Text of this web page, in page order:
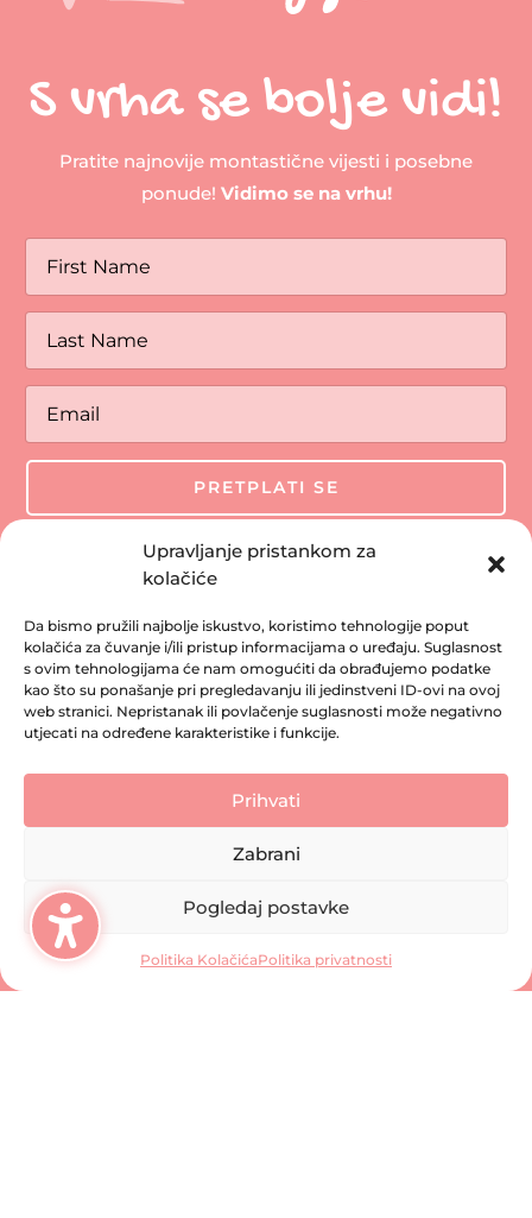
Upravljanje pristankom za
kolačiće
Da bismo pružili najbolje iskustvo, koristimo tehnologije poput
kolačića za čuvanje i/ili pristup informacijama o uređaju. Suglasnost
s ovim tehnologijama će nam omogućiti da obrađujemo podatke
kao što su ponašanje pri pregledavanju ili jedinstveni ID-ovi na ovoj
web stranici. Nepristanak ili povlačenje suglasnosti može negativno
utjecati na određene karakteristike i funkcije.
Prihvati
Zabrani
Pogledaj postavke
Politika KolačićaPolitika privatnosti
S vrha se bolje vidi!
Pratite najnovije montastične vijesti i posebne
ponude! Vidimo se na vrhu!
PRETPLATI SE